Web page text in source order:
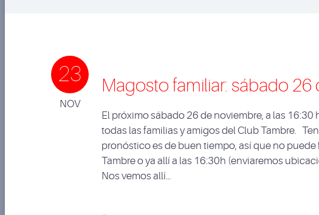
23
NOV
Magosto familiar: sábado
El próximo sábado 26 de noviembre, a las 16:30
todas las familias y amigos del Club Tambre.
pronóstico es de buen tiempo, así que no
Tambre o ya allí a las 16:30h (enviaremos
Nos vemos allí…